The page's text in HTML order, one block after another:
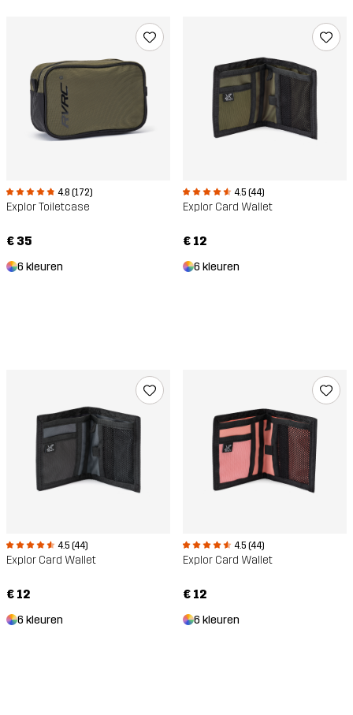
4.8 (172)
Explor Toiletcase
€ 35
6 kleuren
4.5 (44)
Explor Card Wallet
€ 12
6 kleuren
4.5 (44)
Explor Card Wallet
€ 12
6 kleuren
4.5 (44)
Explor Card Wallet
€ 12
6 kleuren